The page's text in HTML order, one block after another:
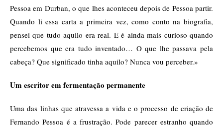
Pessoa em Durban, o que lhes aconteceu depois de Pessoa partir.
Quando li essa carta a primeira vez, como conto na biografia,
pensei que tudo aquilo era real. E é ainda mais curioso quando
percebemos que era tudo inventado… O que lhe passava pela
cabeça? Que significado tinha aquilo? Nunca vou perceber.»
Um escritor em fermentação permanente
Uma das linhas que atravessa a vida e o processo de criação de
Fernando Pessoa é a frustração. Pode parecer estranho quando